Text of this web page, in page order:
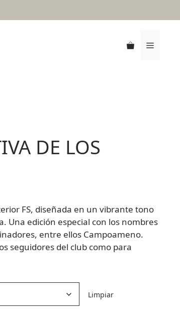
DE LOS
FS, diseñada en un vibrante tono
Una edición especial con los nombres
entre ellos Campoameno.
seguidores del club como para
Limpiar